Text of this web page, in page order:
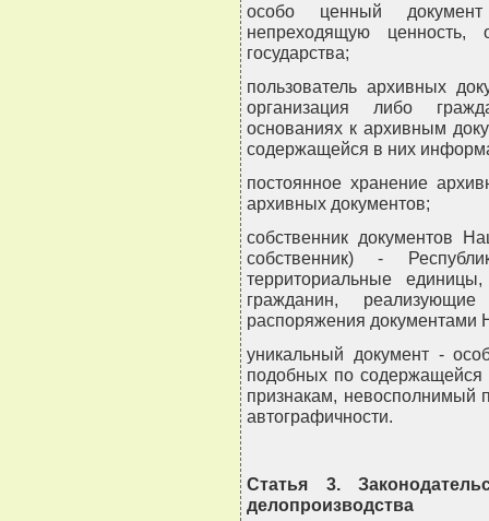
особо ценный
непреходящую
государства;
пользователь архивных
организация либо
основаниях к архивным
содержащейся в них
постоянное хранение
архивных документов;
собственник документов
собственник) -
территориальные
гражданин,
распоряжения документами
уникальный документ -
подобных по
признакам, невосполнимый
автографичности.
Статья 3.
делопроизводства